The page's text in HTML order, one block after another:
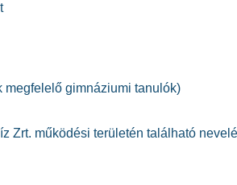
megfelelő gimnáziumi tanulók)
Zrt. működési területén található